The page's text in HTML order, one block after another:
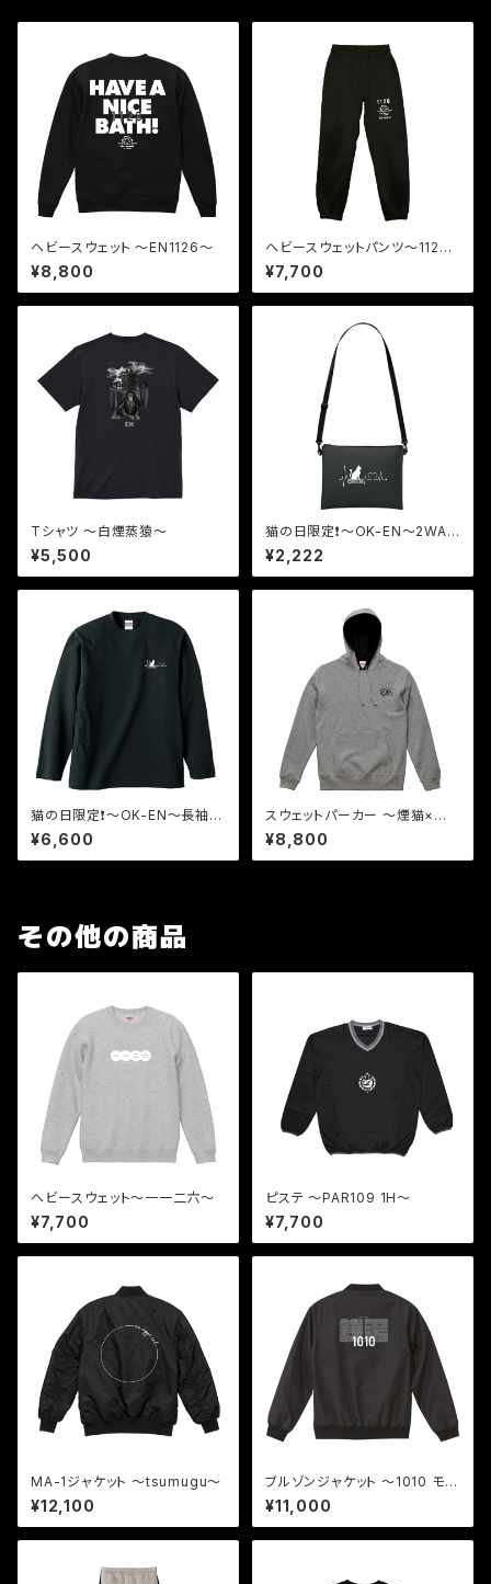
ヘビースウェット 〜EN1126〜
¥8,800
ヘビースウェットパンツ〜112
6〜
¥7,700
Tシャツ 〜白煙蒸猿〜
¥5,500
猫の日限定❗️〜OK-EN〜2WAY
サコッシュ
¥2,222
猫の日限定❗️〜OK-EN〜長袖シ
ャツ
¥6,600
スウェットパーカー 〜煙猫×灰
穿爪〜
¥8,800
その他の商品
ヘビースウェット〜一一二六〜
¥7,700
ピステ 〜PAR109 1H〜
¥7,700
MA-1ジャケット 〜tsumugu〜
¥12,100
ブルゾンジャケット 〜1010 モノ
グラム〜
¥11,000